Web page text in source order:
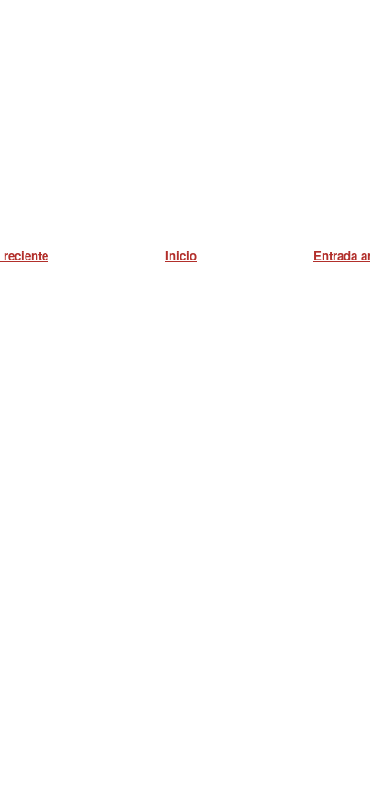
reciente Entrada
Inicio